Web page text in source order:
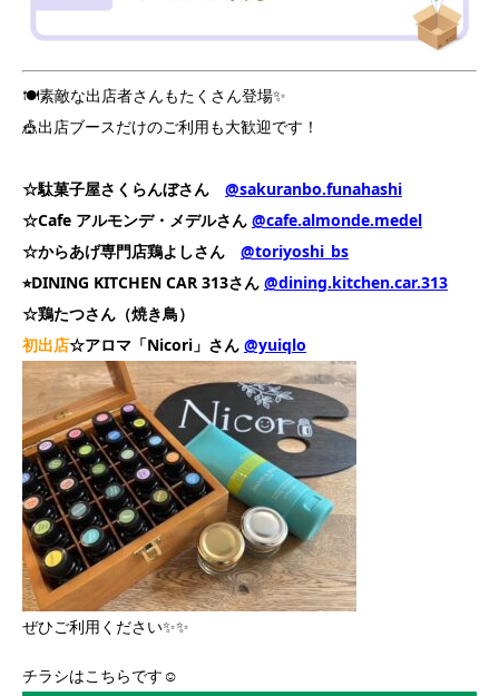
🍽素敵な出店者さんもたくさん登場✨
🎪出店ブースだけのご利用も大歓迎です！
☆駄菓子屋さくらんぼさん @sakuranbo.funahashi
☆Cafe アルモンデ・メデルさん @cafe.almonde.medel
☆からあげ専門店鶏よしさん @toriyoshi_bs
⭐︎DINING KITCHEN CAR 313さん @dining.kitchen.car.313
☆鶏たつさん（焼き鳥）
初出店☆アロマ「Nicori」さん @yuiqlo
ぜひご利用ください✨✨
チラシはこちらです☺️